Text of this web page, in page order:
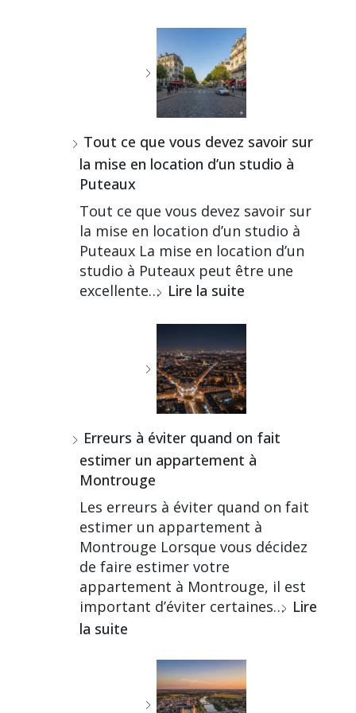
Tout ce que vous devez savoir sur
la mise en location d’un studio à
Puteaux
Tout ce que vous devez savoir sur
la mise en location d’un studio à
Puteaux La mise en location d’un
studio à Puteaux peut être une
excellente… Lire la suite
Erreurs à éviter quand on fait
estimer un appartement à
Montrouge
Les erreurs à éviter quand on fait
estimer un appartement à
Montrouge Lorsque vous décidez
de faire estimer votre
appartement à Montrouge, il est
important d’éviter certaines… Lire
la suite